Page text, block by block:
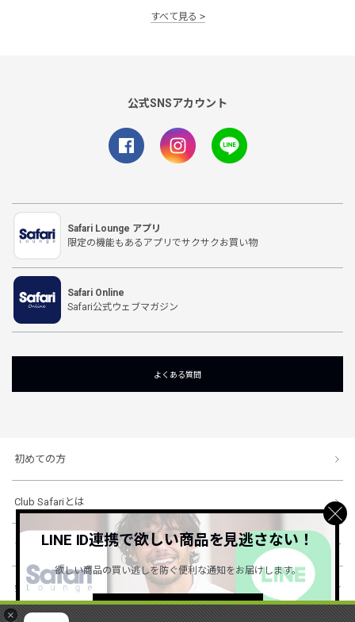
×
すべて見る
公式SNSアカウント
Safari Lounge アプリ
限定の機能もあるアプリでサクサクお買い物
Safari Online
Safari公式ウェブマガジン
よくある質問
初めての方
Club Safariとは
ショッピングガイド
会社概要・規約
LINE ID連携で欲しい商品を見逃さない！
欲しい商品の買い逃しを防ぐ便利な通知をお届けします。
詳しくはこちら ＞